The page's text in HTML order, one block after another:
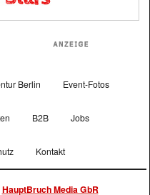
Berlin Event-Fotos
B2B Jobs
Kontakt
HauptBruch Media GbR